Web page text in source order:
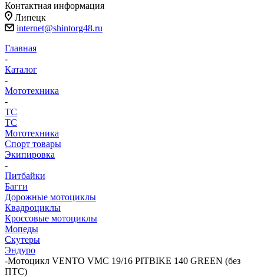
Контактная информация
Липецк
internet@shintorg48.ru
Главная
-
Каталог
-
Мототехника
-
ТС
ТС
Мототехника
Спорт товары
Экипировка
-
Питбайки
Багги
Дорожные мотоциклы
Квадроциклы
Кроссовые мотоциклы
Мопеды
Скутеры
Эндуро
-Мотоцикл VENTO VMC 19/16 PITBIKE 140 GREEN (без
ПТС)